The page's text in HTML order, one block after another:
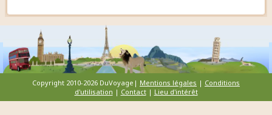
Copyright 2010-2026 DuVoyage| Mentions légales | Conditions
d'utilisation | Contact| Lieu d'intérêt